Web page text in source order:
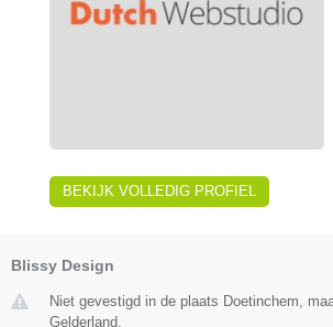
BEKIJK VOLLEDIG PROFIEL
Blissy Design
Niet gevestigd in de plaats Doetinchem,
Gelderland.